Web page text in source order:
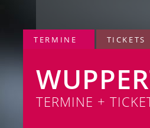
TERMINE TICKETS
TERMINE +